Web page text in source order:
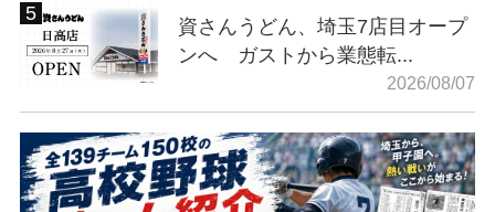
資さんうどん、埼玉7店目オープ
ンへ ガストから業態転...
2026/08/07